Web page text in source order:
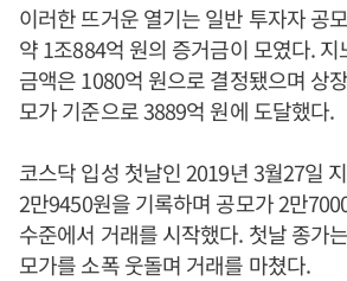
이러한 뜨거운 열기는 일반 투자자 공
약 1조884억 원의 증거금이 모였다.
금액은 1080억 원으로 결정됐으며 상
모가 기준으로 3889억 원에 도달했다.
코스닥 입성 첫날인 2019년 3월27일
2만9450원을 기록하며 공모가 2만
수준에서 거래를 시작했다. 첫날 종가
모가를 소폭 웃돌며 거래를 마쳤다.